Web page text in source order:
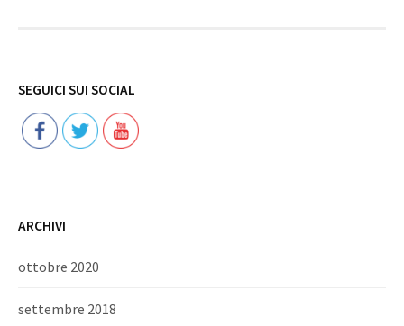
SEGUICI SUI SOCIAL
ARCHIVI
ottobre 2020
settembre 2018